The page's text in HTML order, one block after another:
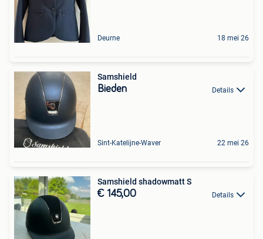
Deurne 18 mei 26
Samshield
Bieden Details
Sint-Katelijne-Waver 22 mei 26
Samshield shadowmatt S
€ 145,00 Details